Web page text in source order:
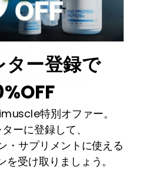
ウェット
SHOPPING
Act
ター登録で
特別オファー。
ーに登録して、
・サプリメントに使える
を受け取りましょう。